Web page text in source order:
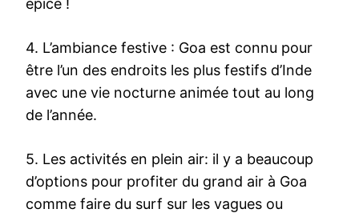
épicé !
4. L’ambiance festive : Goa est connu pour
être l’un des endroits les plus festifs d’Inde
avec une vie nocturne animée tout au long
de l’année.
5. Les activités en plein air: il y a beaucoup
d’options pour profiter du grand air à Goa
comme faire du surf sur les vagues ou